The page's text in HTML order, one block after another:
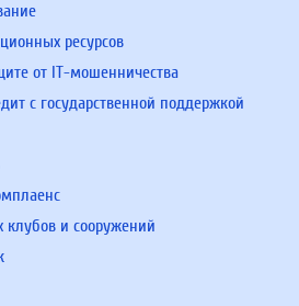
ресурсов
от IT-мошенничества
с государственной поддержкой
клубов и сооружений